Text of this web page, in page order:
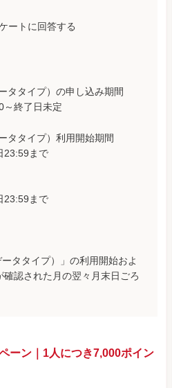
ートに回答する
タタイプ）の申し込み期間
～終了日未定
タタイプ）利用開始期間
23:59まで
23:59まで
タタイプ）」の利用開始およ
認された月の翌々月末日ごろ
ーン｜1人につき7,000ポイン